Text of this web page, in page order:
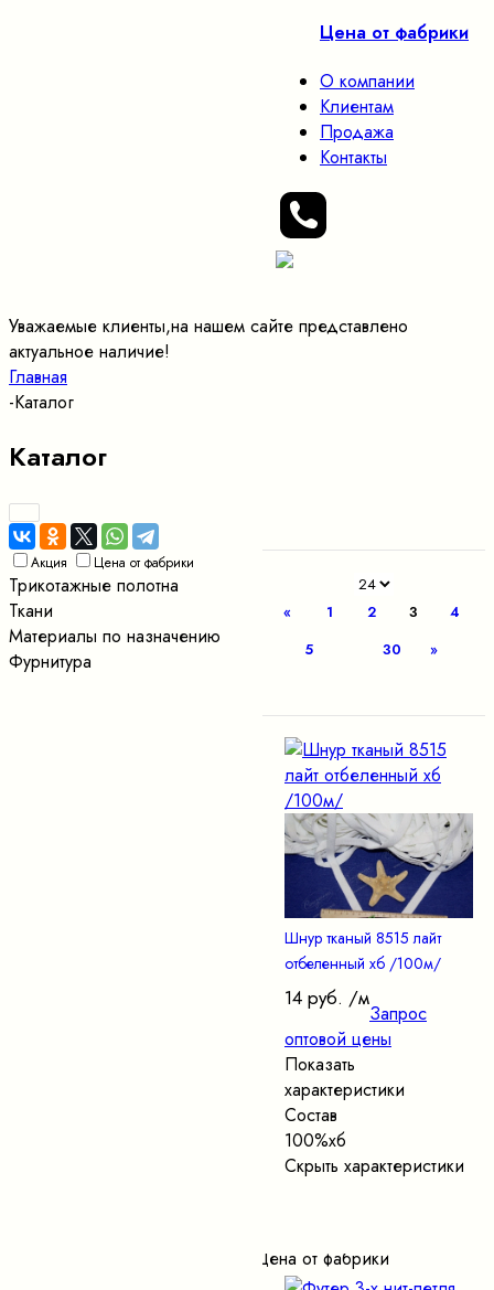
Цена от фабрики
О компании
Клиентам
Продажа
Контакты
Уважаемые клиенты,на нашем сайте представлено
актуальное наличие!
Главная
-Каталог
Каталог
Акция Цена от фабрики
Трикотажные полотна
Ткани
Материалы по назначению
Фурнитура
« 1 2 3
4
5
30 »
Шнур тканый 8515 лайт
отбеленный хб /100м/
14 руб. /м
Запрос
оптовой цены
Показать
характеристики
Состав
100%хб
Скрыть характеристики
Цена от фабрики